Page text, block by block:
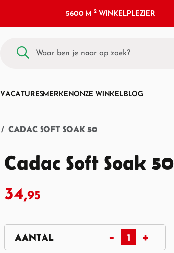
5600 M2 WINKELPLEZIER
VACATURESMERKENONZE WINKELBLOG
CADAC SOFT SOAK 50
Cadac Soft Soak 50
34,95